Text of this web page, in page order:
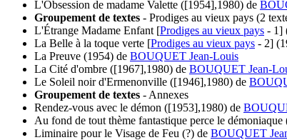
L'Obsession de madame Valette ([1954],1980) de
Groupement de textes - Prodiges au vieux pays (2
L'Étrange Madame Enfant [Prodiges au vieux pays - 1]
La Belle à la toque verte [Prodiges au vieux pays - 2]
La Preuve (1954) de BOUQUET Jean-Louis
La Cité d'ombre ([1967],1980) de BOUQUET Jean-
Le Soleil noir d'Ermenonville ([1946],1980) de
Groupement de textes - Annexes
Rendez-vous avec le démon ([1953],1980) de
Au fond de tout thème fantastique perce le démoniaque
Liminaire pour le Visage de Feu (?) de BOUQUET